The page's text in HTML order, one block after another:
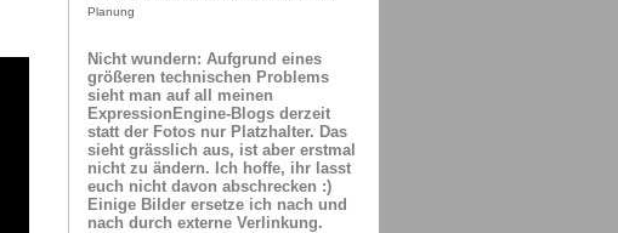
Planung
Nicht wundern: Aufgrund eines
größeren technischen Problems
sieht man auf all meinen
ExpressionEngine-Blogs derzeit
statt der Fotos nur Platzhalter. Das
sieht grässlich aus, ist aber erstmal
nicht zu ändern. Ich hoffe, ihr lasst
euch nicht davon abschrecken :)
Einige Bilder ersetze ich nach und
nach durch externe Verlinkung.